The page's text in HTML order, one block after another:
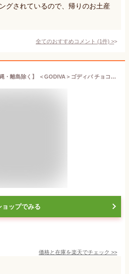
グされているので、帰りのお土産
全てのおすすめコメント (1件) >
【送料無料 送料込※沖縄・離島除く】 ＜GODIVA＞ゴディバ チョコレート＆クッキーアソートメント 208038 チョコ チョコレート ギフト 小分け 高級 出産内祝い 内祝い 結婚内祝い 快気祝い 入学内祝い 香典返し お返し お供え 贈り物 お礼 粗品 景品 ハロウィン
ョップでみる
価格と在庫を楽天でチェック >>